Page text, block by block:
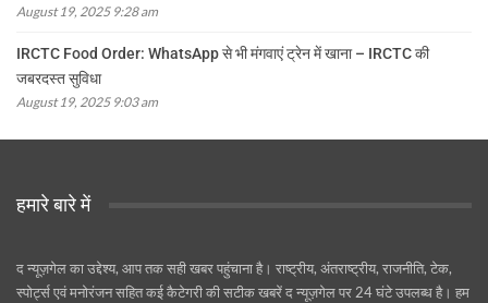
August 19, 2025 9:28 am
IRCTC Food Order: WhatsApp से भी मंगवाएं ट्रेन में खाना – IRCTC की
जबरदस्त सुविधा
August 19, 2025 9:03 am
हमारे बारे में
द न्यूज़गेल का उद्देश्य, आप तक सही खबर पहुंचाना है। राष्ट्रीय, अंतराष्ट्रीय, राजनीति, टेक,
स्पोर्ट्स एवं मनोरंजन सहित कई कैटेगरी की सटीक खबरें द न्यूज़गेल पर 24 घंटे उपलब्ध है। हम